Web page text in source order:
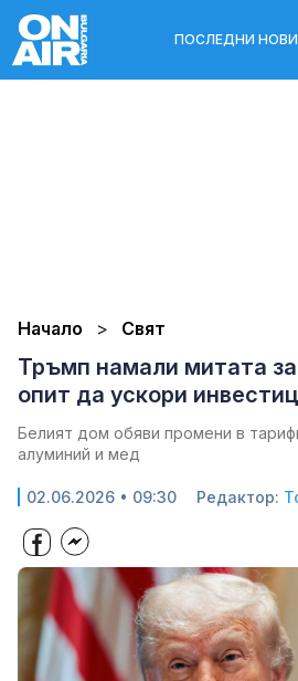
ПОСЛЕДНИ
Начало Свят
Тръмп намали митата
опит да ускори
Белият дом обяви промени в
алуминий и мед
02.06.2026 • 09:30 Редактор: